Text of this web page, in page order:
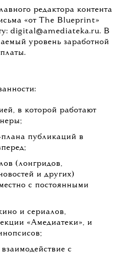
редактора контента
«от The Blueprint»
digital@amediateka.ru. В
уровень заработной
платы.
в которой работают
плана публикаций в
(лонгридов,
и других)
с постоянными
и сериалов,
«Амедиатеки», и
с